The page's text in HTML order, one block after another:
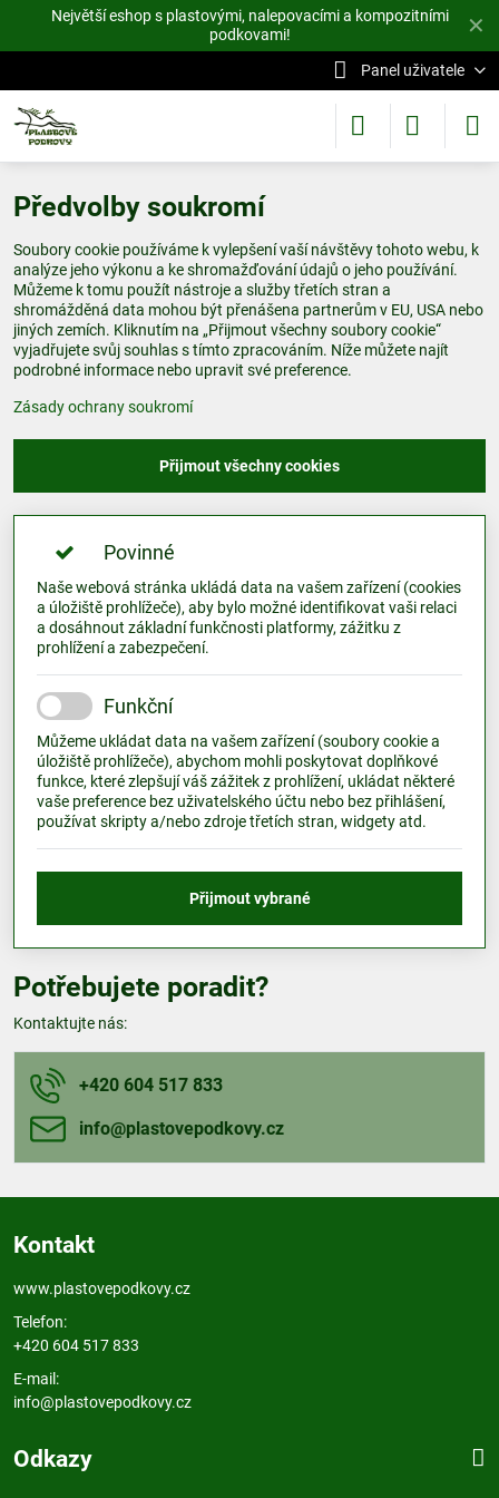
✕
Největší eshop s plastovými, nalepovacími a kompozitními
podkovami!
Panel uživatele
Předvolby soukromí
Soubory cookie používáme k vylepšení vaší návštěvy tohoto webu, k
analýze jeho výkonu a ke shromažďování údajů o jeho používání.
Můžeme k tomu použít nástroje a služby třetích stran a
shromážděná data mohou být přenášena partnerům v EU, USA nebo
jiných zemích. Kliknutím na „Přijmout všechny soubory cookie“
vyjadřujete svůj souhlas s tímto zpracováním. Níže můžete najít
podrobné informace nebo upravit své preference.
Zásady ochrany soukromí
Přijmout všechny cookies
Povinné
Naše webová stránka ukládá data na vašem zařízení (cookies
a úložiště prohlížeče), aby bylo možné identifikovat vaši relaci
a dosáhnout základní funkčnosti platformy, zážitku z
prohlížení a zabezpečení.
Funkční
Můžeme ukládat data na vašem zařízení (soubory cookie a
úložiště prohlížeče), abychom mohli poskytovat doplňkové
funkce, které zlepšují váš zážitek z prohlížení, ukládat některé
vaše preference bez uživatelského účtu nebo bez přihlášení,
používat skripty a/nebo zdroje třetích stran, widgety atd.
Přijmout vybrané
Potřebujete poradit?
Kontaktujte nás:
+420 604 517 833
info​@plastovepodkovy​.cz
Kontakt
www.plastovepodkovy.cz
Telefon:
+420 604 517 833
E-mail:
info@plastovepodkovy.cz
Odkazy